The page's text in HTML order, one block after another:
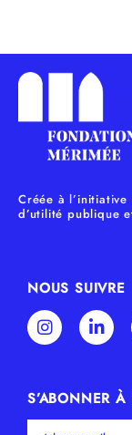
Créée à
d’utilité publique
NOUS SUIVRE
S’ABONNER À